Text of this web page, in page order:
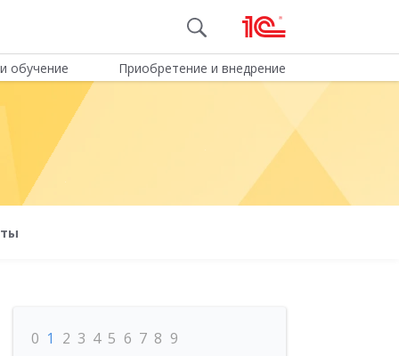
обучение Приобретение и внедрение
0 1 2 3 4 5 6 7 8 9